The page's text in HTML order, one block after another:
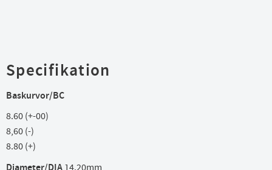
Specifikation
Baskurvor/BC
8.60 (+-00)
8,60 (-)
8.80 (+)
14.20mm